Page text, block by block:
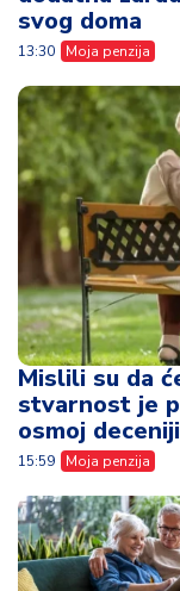
svog doma
13:30 Moja penzija
Mislili su da
stvarnost je
osmoj deceniji
15:59 Moja penzija